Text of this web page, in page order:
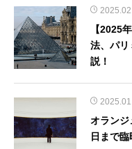
【2025
法、パリ
説！
オランジ
日まで